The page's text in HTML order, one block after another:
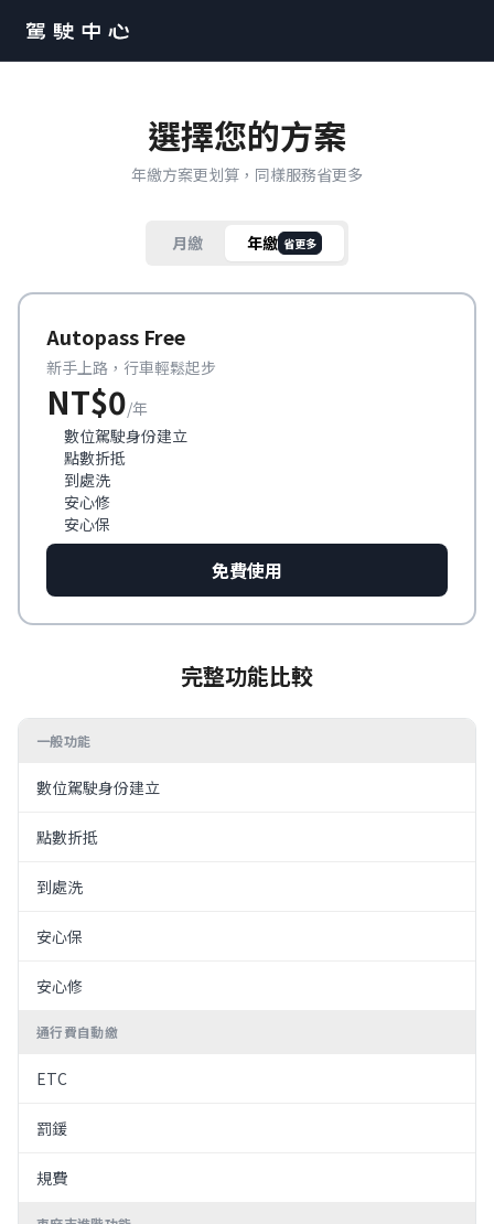
選擇您的方案
年繳方案更划算，同樣服務省更多
月繳 年繳 省更多
Autopass Free
新手上路，行車輕鬆起步
NT$0/年
數位駕駛身份建立
點數折抵
到處洗
安心修
安心保
免費使用
完整功能比較
一般功能
數位駕駛身份建立
點數折抵
到處洗
安心保
安心修
通行費自動繳
ETC
罰鍰
規費